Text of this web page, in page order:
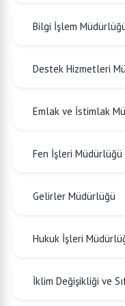
Bilgi İşlem
Destek Hizmetleri
Emlak ve İstimlak
Fen İşleri Müdürlüğü
Gelirler Müdürlüğü
Hukuk İşleri
İklim Değişikliği ve